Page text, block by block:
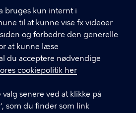
bruges kun internt i
til at kunne vise fx videoer
og forbedre den generelle
at kunne læse
du acceptere nødvendige
cookiepolitik her
senere ved at klikke på
som du finder som link
her